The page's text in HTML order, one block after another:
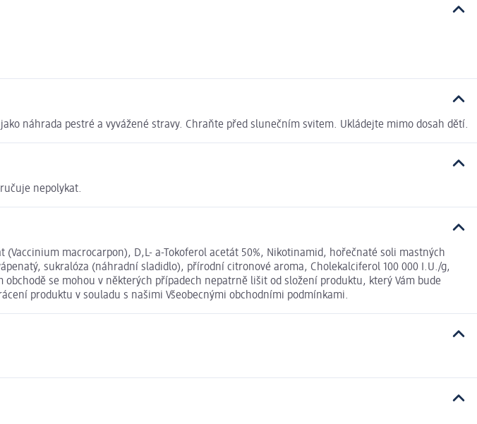
náhrada pestré a vyvážené stravy. Chraňte před slunečním svitem. Ukládejte mimo dosah dětí.
nepolykat.
macrocarpon), D,L- a-Tokoferol acetát 50%, Nikotinamid, hořečnaté soli mastných
sukralóza (náhradní sladidlo), přírodní citronové aroma, Cholekalciferol 100 000 I.U./g,
se mohou v některých případech nepatrně lišit od složení produktu, který Vám bude
produktu v souladu s našimi Všeobecnými obchodními podmínkami.